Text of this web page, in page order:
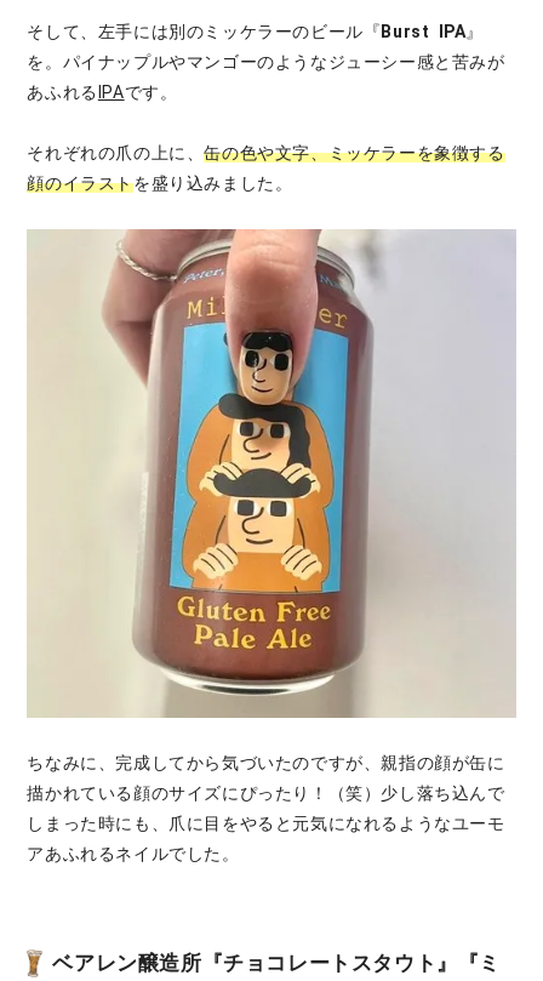
そして、左手には別のミッケラーのビール『Burst IPA』
を。パイナップルやマンゴーのようなジューシー感と苦みが
あふれるIPAです。
それぞれの爪の上に、缶の色や文字、ミッケラーを象徴する
顔のイラストを盛り込みました。
ちなみに、完成してから気づいたのですが、親指の顔が缶に
描かれている顔のサイズにぴったり！（笑）少し落ち込んで
しまった時にも、爪に目をやると元気になれるようなユーモ
アあふれるネイルでした。
ベアレン醸造所『チョコレートスタウト』『ミ